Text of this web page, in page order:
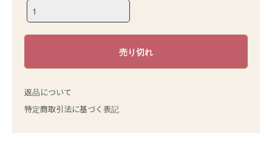
返品について
特定商取引法に基づく表記